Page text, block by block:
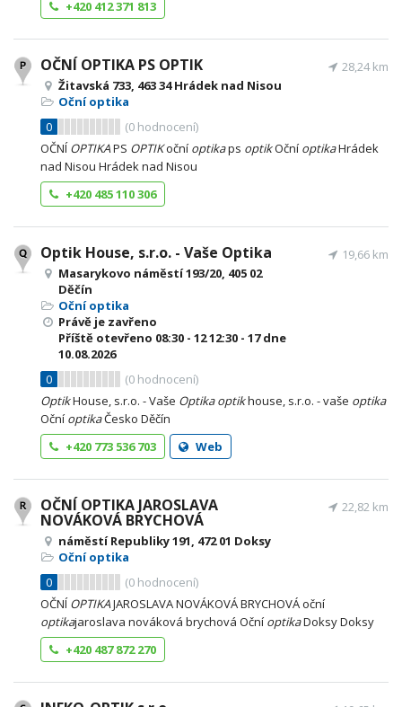
+420 412 371 813
OČNÍ OPTIKA PS OPTIK
Žitavská 733, 463 34 Hrádek nad Nisou
Oční optika
0
(0 hodnocení)
28,24 km
OČNÍOPTIKAPS OPTIKoční optikaps optikOční optikaHrádek
nad Nisou Hrádek nad Nisou
+420 485 110 306
Optik House, s.r.o. - Vaše Optika
Masarykovo náměstí 193/20, 405 02
Děčín
Oční optika
Právě je zavřeno
Příště otevřeno 08:30 - 1212:30 - 17dne
10.08.2026
0
(0 hodnocení)
19,66 km
OptikHouse, s.r.o. - Vaše Optika optikhouse, s.r.o. - vaše optika
Oční optikaČesko Děčín
+420 773 536 703
Web
OČNÍ OPTIKA JAROSLAVA
NOVÁKOVÁ BRYCHOVÁ
náměstí Republiky 191, 472 01 Doksy
Oční optika
0
(0 hodnocení)
22,82 km
OČNÍOPTIKAJAROSLAVA NOVÁKOVÁ BRYCHOVÁ oční
optikajaroslava nováková brychová Oční optikaDoksy Doksy
+420 487 872 270